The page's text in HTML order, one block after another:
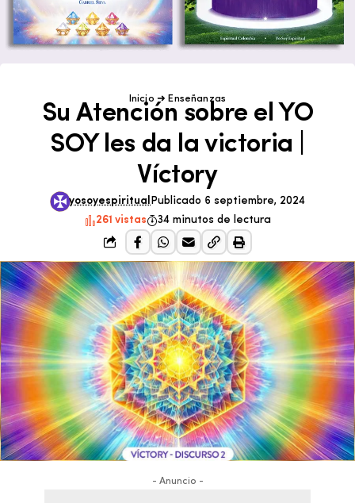
Inicio ➜ Enseñanzas
Su Atención sobre el YO
SOY les da la victoria |
Víctory
yosoyespiritual Publicado 6 septiembre, 2024
261 vistas
34 minutos de lectura
- Anuncio -